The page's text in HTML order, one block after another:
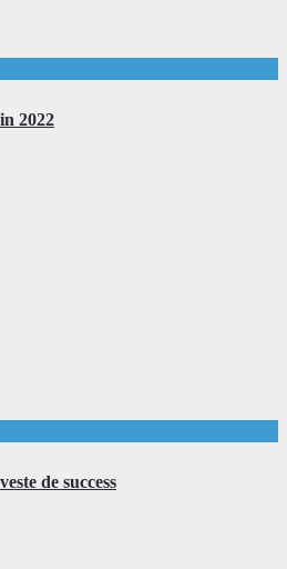
2022
de success